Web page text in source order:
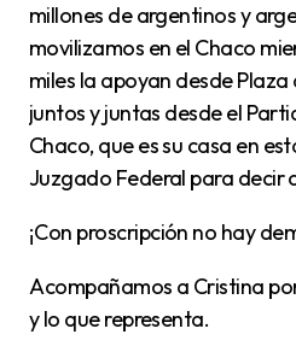
millones de argentinos y
movilizamos en el Chaco
miles la apoyan desde
juntos y juntas desde el
Chaco, que es su casa en
Juzgado Federal para decir
¡Con proscripción no hay
Acompañamos a Cristina porque sabemos quién es
y lo que representa.